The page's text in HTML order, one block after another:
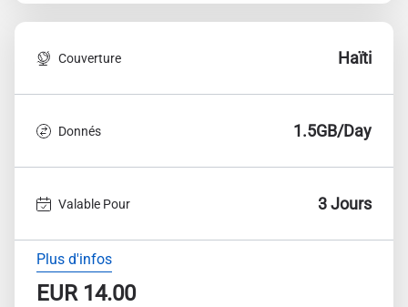
Couverture Haïti
Donnés 1.5GB/Day
Valable Pour 3 Jours
Plus d'infos
EUR14.00